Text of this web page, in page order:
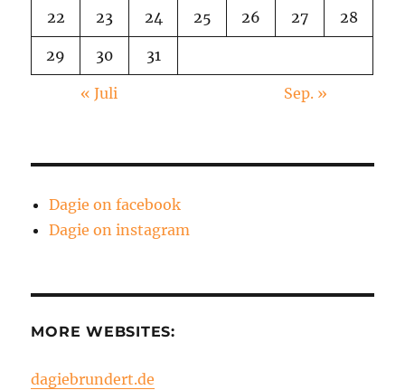
22 23 24 25 26 27 28
29 30 31
« Juli Sep. »
Dagie on facebook
Dagie on instagram
MORE WEBSITES:
dagiebrundert.de